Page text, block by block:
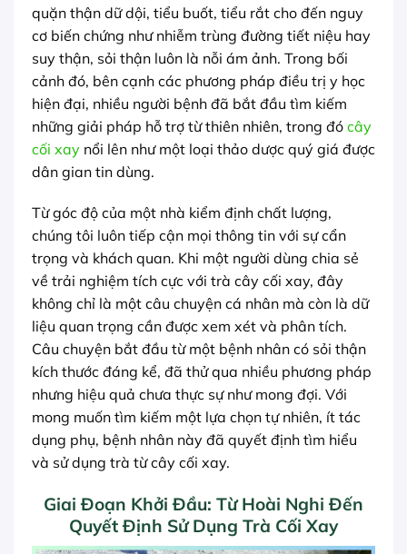
quặn thận dữ dội, tiểu buốt, tiểu rắt cho đến nguy
cơ biến chứng như nhiễm trùng đường tiết niệu hay
suy thận, sỏi thận luôn là nỗi ám ảnh. Trong bối
cảnh đó, bên cạnh các phương pháp điều trị y học
hiện đại, nhiều người bệnh đã bắt đầu tìm kiếm
những giải pháp hỗ trợ từ thiên nhiên, trong đó cây
cối xay nổi lên như một loại thảo dược quý giá được
dân gian tin dùng.
Từ góc độ của một nhà kiểm định chất lượng,
chúng tôi luôn tiếp cận mọi thông tin với sự cẩn
trọng và khách quan. Khi một người dùng chia sẻ
về trải nghiệm tích cực với trà cây cối xay, đây
không chỉ là một câu chuyện cá nhân mà còn là dữ
liệu quan trọng cần được xem xét và phân tích.
Câu chuyện bắt đầu từ một bệnh nhân có sỏi thận
kích thước đáng kể, đã thử qua nhiều phương pháp
nhưng hiệu quả chưa thực sự như mong đợi. Với
mong muốn tìm kiếm một lựa chọn tự nhiên, ít tác
dụng phụ, bệnh nhân này đã quyết định tìm hiểu
và sử dụng trà từ cây cối xay.
Giai Đoạn Khởi Đầu: Từ Hoài Nghi Đến
Quyết Định Sử Dụng Trà Cối Xay